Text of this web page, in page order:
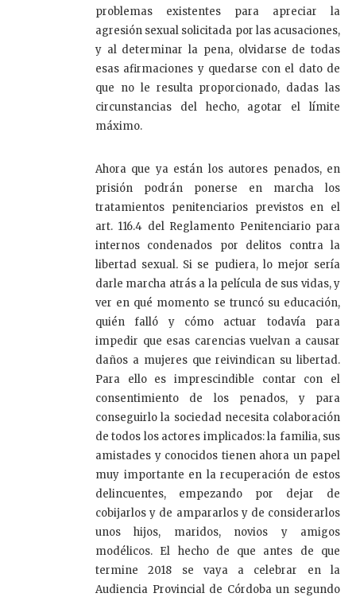
problemas existentes para apreciar la
agresión sexual solicitada por las acusaciones,
y al determinar la pena, olvidarse de todas
esas afirmaciones y quedarse con el dato de
que no le resulta proporcionado, dadas las
circunstancias del hecho, agotar el límite
máximo.
Ahora que ya están los autores penados, en
prisión podrán ponerse en marcha los
tratamientos penitenciarios previstos en el
art. 116.4 del Reglamento Penitenciario para
internos condenados por delitos contra la
libertad sexual. Si se pudiera, lo mejor sería
darle marcha atrás a la película de sus vidas, y
ver en qué momento se truncó su educación,
quién falló y cómo actuar todavía para
impedir que esas carencias vuelvan a causar
daños a mujeres que reivindican su libertad.
Para ello es imprescindible contar con el
consentimiento de los penados, y para
conseguirlo la sociedad necesita colaboración
de todos los actores implicados: la familia, sus
amistades y conocidos tienen ahora un papel
muy importante en la recuperación de estos
delincuentes, empezando por dejar de
cobijarlos y de ampararlos y de considerarlos
unos hijos, maridos, novios y amigos
modélicos. El hecho de que antes de que
termine 2018 se vaya a celebrar en la
Audiencia Provincial de Córdoba un segundo